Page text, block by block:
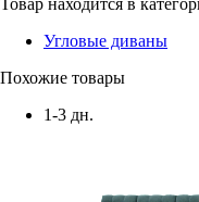
Товар находится в
Угловые диваны
Похожие товары
1-3 дн.